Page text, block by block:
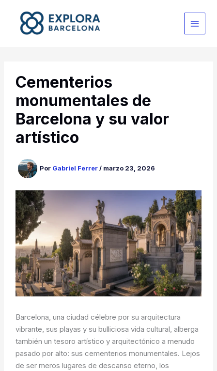
contenido
Cementerios
monumentales de
Barcelona y su valor
artístico
Por Gabriel Ferrer/ marzo 23, 2026
Barcelona, una ciudad célebre por su arquitectura
vibrante, sus playas y su bulliciosa vida cultural, alberga
también un tesoro artístico y arquitectónico a menudo
pasado por alto: sus cementerios monumentales. Lejos
de ser meros lugares de descanso eterno, los